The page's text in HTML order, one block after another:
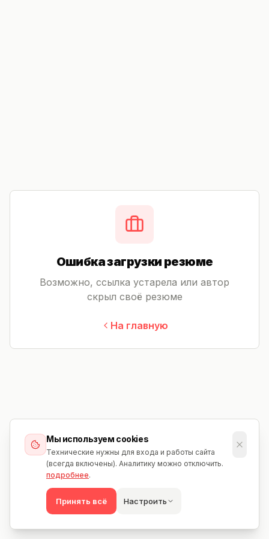
Мы используем cookies
Технические нужны для входа и работы сайта
(всегда включены). Аналитику можно отключить.
подробнее.
Принять всё Настроить
Ошибка загрузки резюме
Возможно, ссылка устарела или автор
скрыл своё резюме
На главную